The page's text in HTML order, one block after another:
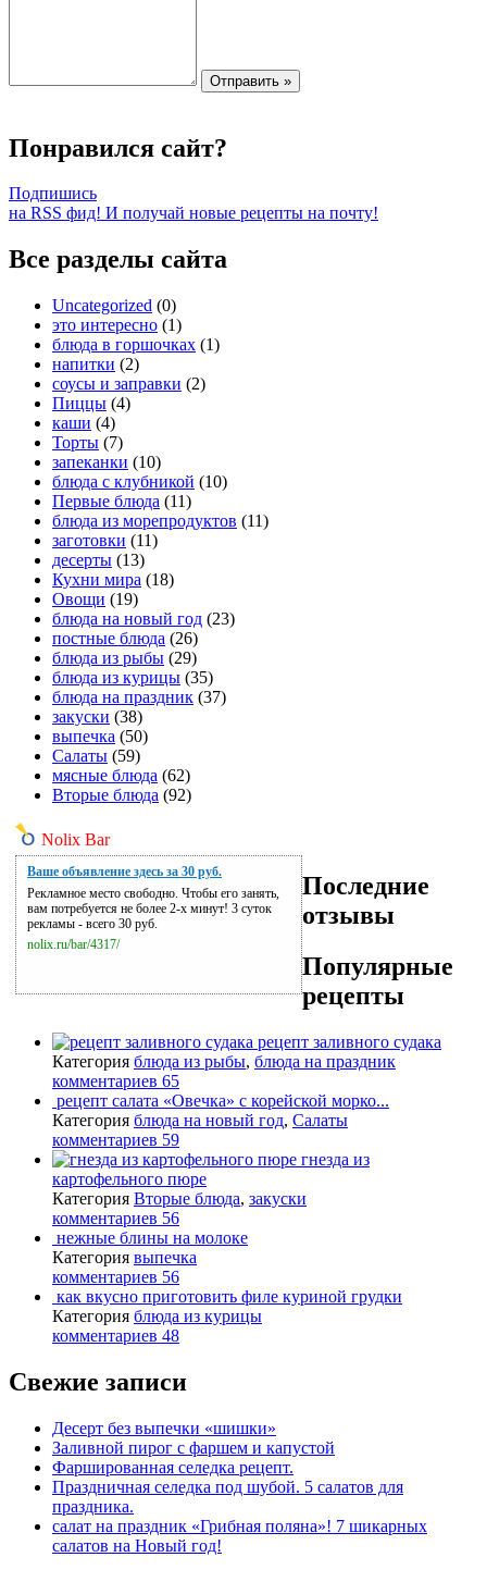
Понравился сайт?
Подпишись
на RSS фид! И получай новые рецепты на почту!
Все разделы сайта
Uncategorized (0)
это интересно (1)
блюда в горшочках (1)
напитки (2)
соусы и заправки (2)
Пиццы (4)
каши (4)
Торты (7)
запеканки (10)
блюда с клубникой (10)
Первые блюда (11)
блюда из морепродуктов (11)
заготовки (11)
десерты (13)
Кухни мира (18)
Овощи (19)
блюда на новый год (23)
постные блюда (26)
блюда из рыбы (29)
блюда из курицы (35)
блюда на праздник (37)
закуски (38)
выпечка (50)
Салаты (59)
мясные блюда (62)
Вторые блюда (92)
Nolix Bar
Ваше объявление здесь за 30 руб.
Рекламное место свободно. Чтобы его занять,
вам потребуется не более 2-х минут! 3 суток
рекламы - всего 30 руб.
nolix.ru/bar/4317/
Последние
отзывы
Популярные
рецепты
рецепт заливного судака
Категория блюда из рыбы, блюда на праздник
комментариев 65
рецепт салата «Овечка» с корейской морко...
Категория блюда на новый год, Салаты
комментариев 59
гнезда из
картофельного пюре
Категория Вторые блюда, закуски
комментариев 56
нежные блины на молоке
Категория выпечка
комментариев 56
как вкусно приготовить филе куриной грудки
Категория блюда из курицы
комментариев 48
Свежие записи
Десерт без выпечки «шишки»
Заливной пирог с фаршем и капустой
Фаршированная селедка рецепт.
Праздничная селедка под шубой. 5 салатов для
праздника.
салат на праздник «Грибная поляна»! 7 шикарных
салатов на Новый год!